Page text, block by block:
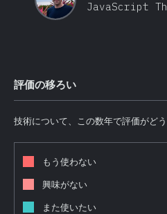
JavaScript
評価の移ろい
技術について、この数年で評価がど
もう使わない
興味がない
また使いたい